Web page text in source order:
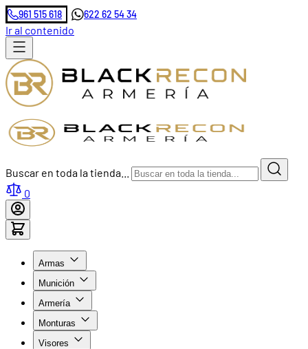
961 515 618 622 62 54 34
Ir al contenido
Buscar en toda la tienda...
0
Armas
Munición
Armería
Monturas
Visores